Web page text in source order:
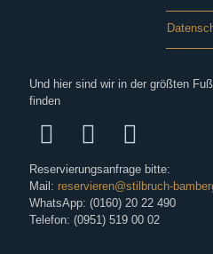
Und hier sind wir in der größten
finden
Reservierungsanfrage bitte:
Mail: reservieren@stilbruch-
WhatsApp: (0160) 20 22 490
Telefon: (0951) 519 00 02